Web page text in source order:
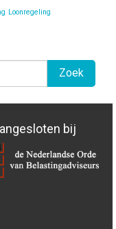
Loonregeling
bij